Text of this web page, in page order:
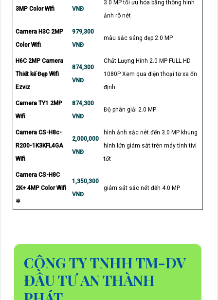
3MP Color Wifi
VNĐ
3.0 MP tối ưu hóa băng thông hình
ảnh rõ nét
Camera H3C 2MP
Color Wifi
979,300
VNĐ
màu sắc sáng đẹp 2.0 MP
H6C 2MP Camera
Thiết kế Đẹp Wifi
Ezviz
874,300
VNĐ
Chất Lượng Hình 2.0 MP FULL HD
1080P Xem qua điện thoại từ xa ổn
định
Camera TY1 2MP
Wifi
874,300
VNĐ
Độ phân giải 2.0 MP
Camera CS-H8c-
R200-1K3KFL4GA
Wifi
2,000,000
VNĐ
hình ảnh sắc nét đến 3.0 MP khung
hình lớn giám sát trên máy tính tivi
tốt
Camera CS-H8C
2K+ 4MP Color Wifi
✲
1,350,300
VNĐ
giám sát sắc nét đến 4.0 MP
CÔNG TY TNHH TM-DV
ĐẦU TƯ AN THÀNH